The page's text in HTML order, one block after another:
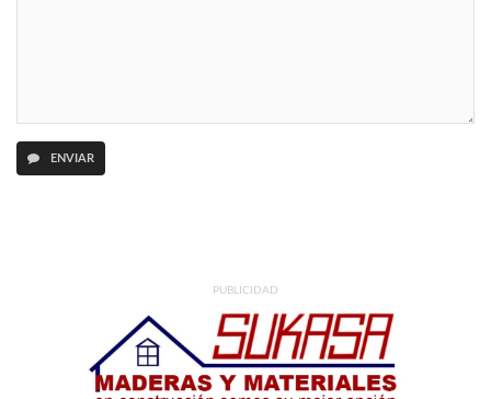
ENVIAR
PUBLICIDAD